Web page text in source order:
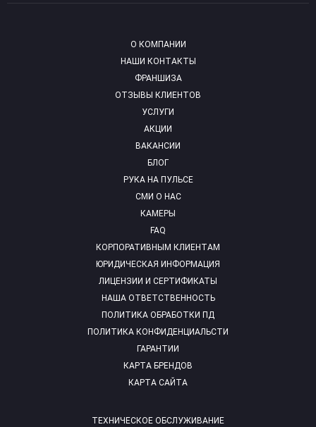
О КОМПАНИИ
НАШИ КОНТАКТЫ
ФРАНШИЗА
ОТЗЫВЫ КЛИЕНТОВ
УСЛУГИ
АКЦИИ
ВАКАНСИИ
БЛОГ
РУКА НА ПУЛЬСЕ
СМИ О НАС
КАМЕРЫ
FAQ
ТЕХНИЧЕСКОЕ ОБСЛУЖИВАНИЕ
КОРПОРАТИВНЫМ КЛИЕНТАМ
ЮРИДИЧЕСКАЯ ИНФОРМАЦИЯ
ЛИЦЕНЗИИ И СЕРТИФИКАТЫ
НАША ОТВЕТСТВЕННОСТЬ
ПОЛИТИКА ОБРАБОТКИ ПД
ПОЛИТИКА КОНФИДЕНЦИАЛЬСТИ
ГАРАНТИИ
КАРТА БРЕНДОВ
КАРТА САЙТА